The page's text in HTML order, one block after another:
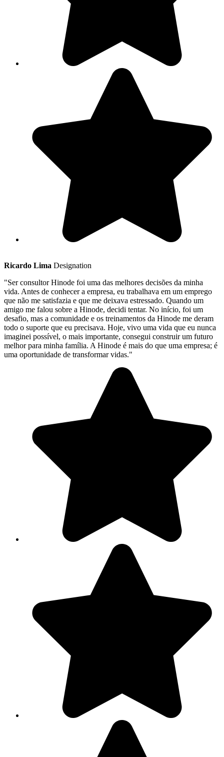
Ricardo Lima Designation
"Ser consultor Hinode foi uma das melhores decisões da minha
vida. Antes de conhecer a empresa, eu trabalhava em um emprego
que não me satisfazia e que me deixava estressado. Quando um
amigo me falou sobre a Hinode, decidi tentar. No início, foi um
desafio, mas a comunidade e os treinamentos da Hinode me deram
todo o suporte que eu precisava. Hoje, vivo uma vida que eu nunca
imaginei possível, o mais importante, consegui construir um futuro
melhor para minha família. A Hinode é mais do que uma empresa; é
uma oportunidade de transformar vidas."